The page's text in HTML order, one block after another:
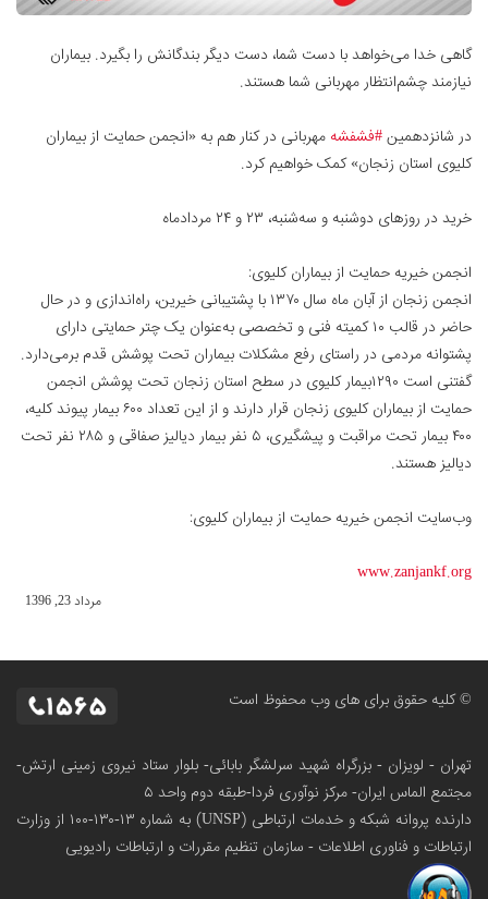
گاهی خدا می‌خواهد با دست شما، دست دیگر بندگانش را بگیرد. بیماران
نیازمند چشم‌انتظار مهربانی شما هستند.
در شانزدهمین#فشفشه مهربانی در کنار هم به «انجمن حمایت از بیماران
کلیوی استان زنجان» کمک خواهیم کرد.
خرید در روزهای دوشنبه و سه‌شنبه، ۲۳ و ۲۴ مردادماه
انجمن خیریه حمایت از بیماران کلیوی:
انجمن زنجان از آبان ماه سال ۱۳۷۰ با پشتیبانی خیرین، راه‌اندازی و در حال
حاضر در قالب ۱۰ کمیته فنی و تخصصی به‌عنوان یک چتر حمایتی دارای
پشتوانه مردمی در راستای رفع مشکلات بیماران تحت پوشش قدم برمی‌دارد.
گفتنی است ۱۲۹۰بیمار کلیوی در سطح استان زنجان تحت پوشش انجمن
حمایت از بیماران کلیوی زنجان قرار دارند و از این تعداد ۶۰۰ بیمار پیوند کلیه،
۴۰۰ بیمار تحت مراقبت و پیشگیری، ۵ نفر بیمار دیالیز صفاقی و ۲۸۵ نفر تحت
دیالیز هستند.
وب‌سایت انجمن خیریه حمایت از بیماران کلیوی:
www.zanjankf.org
مرداد 23, 1396
© کلیه حقوق برای های وب محفوظ است
تهران - لویزان - بزرگراه شهید سرلشگر بابائی- بلوار ستاد نیروی زمینی ارتش-
مجتمع الماس ایران- مرکز نوآوری فردا-طبقه دوم واحد ۵
دارنده پروانه شبکه و خدمات ارتباطی (UNSP) به شماره ۱۳-۱۳۰-۱۰۰
از وزارت
ارتباطات و فناوری اطلاعات - سازمان تنظیم مقررات و ارتباطات رادیویی